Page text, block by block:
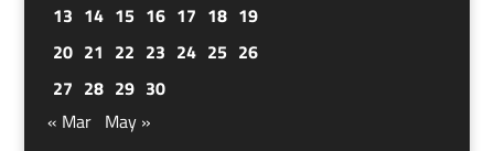
13 14 15 16 17 18 19
20 21 22 23 24 25 26
27 28 29 30
« Mar May »